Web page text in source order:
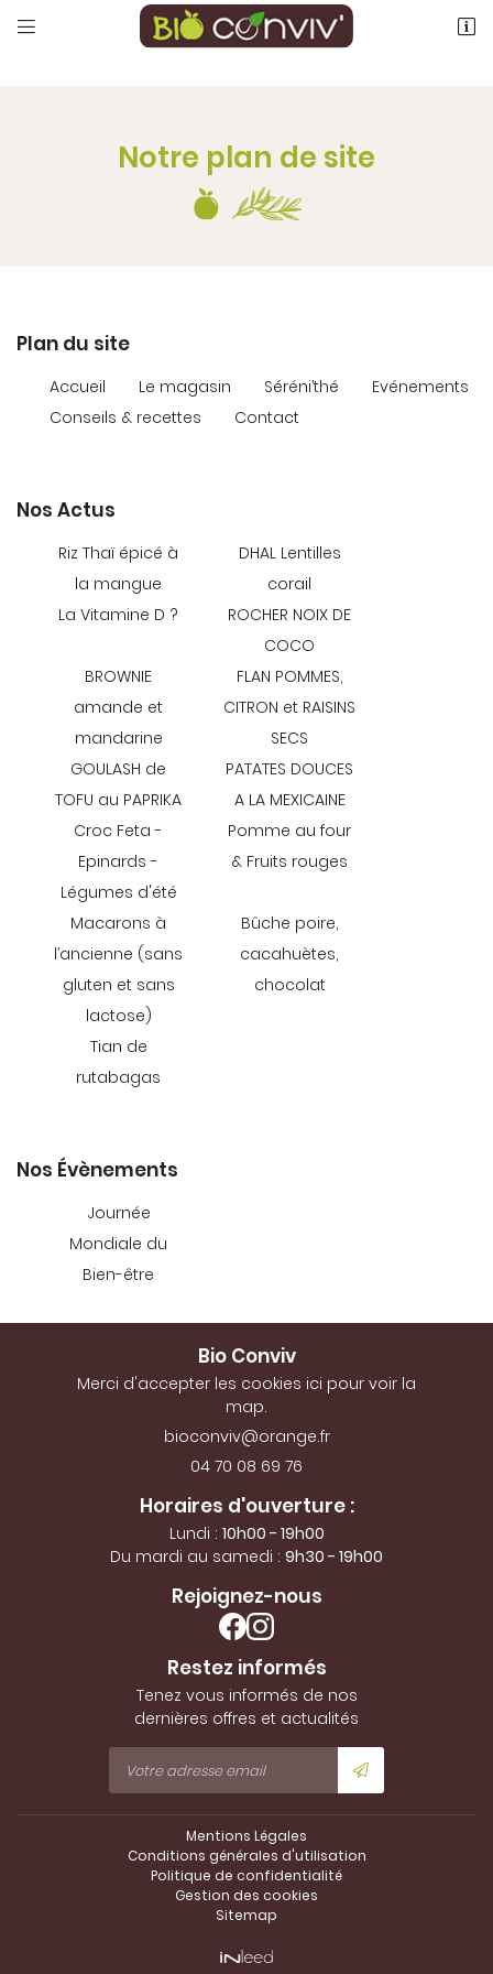

ACCUEIL
LE MAGASIN
SÉRÉNI’THÉ
EVÉNEMENTS
& RECETTES

1, Rue de Maupertuis
 Adresse email de réception
En cochant cette case, vous consentez à recevoir nos propositions
commerciales à l'adresse email indiqué ci-dessus. Vous pouvez vous
désinscrire à tout moment en utilisant le formulaire de désinscription
INSCRIPTION
Notre plan de site
Plan du site
Accueil Le magasin Séréni’thé
Evénements
Conseils & recettes
Contact
Nos Actus
Riz Thaï épicé à
la mangue
DHAL Lentilles
corail
La Vitamine D ?
ROCHER NOIX DE
COCO
BROWNIE
amande et
mandarine
FLAN POMMES,
CITRON et RAISINS
SECS
GOULASH de
TOFU au PAPRIKA
PATATES DOUCES
A LA MEXICAINE
Croc Feta -
Epinards -
Légumes d'été
Pomme au four
& Fruits rouges
Macarons à
l’ancienne (sans
gluten et sans
lactose)
Bûche poire,
cacahuètes,
chocolat
Tian de
rutabagas
Nos Évènements
Journée
Mondiale du
Bien-être
Bio Conviv
Merci d'accepter les cookies ici pour voir la
map.
04 70 08 69 76
Horaires d'ouverture :
Lundi : 10h00 - 19h00
Du mardi au samedi : 9h30 - 19h00
Rejoignez-nous
Restez informés
Tenez vous informés de nos
dernières offres et actualités
Mentions Légales
Conditions générales d'utilisation
Politique de confidentialité
Gestion des cookies
Sitemap